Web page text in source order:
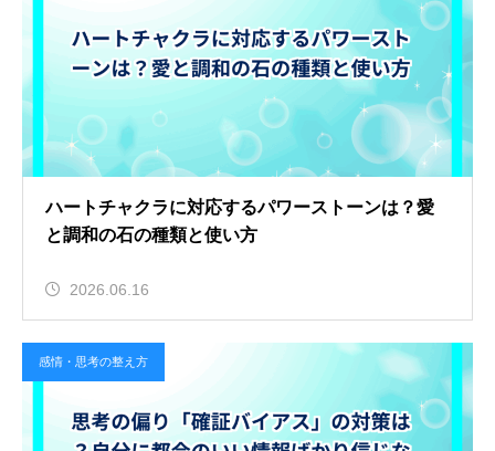
ハートチャクラに対応するパワーストーンは？愛
と調和の石の種類と使い方
2026.06.16
感情・思考の整え方